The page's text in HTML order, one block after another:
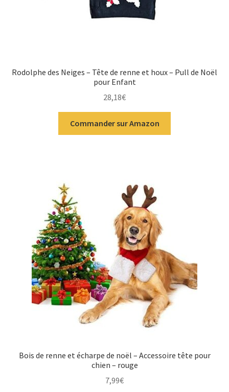
Rodolphe des Neiges – Tête de renne et houx – Pull de Noël
pour Enfant
28,18€
Commander sur Amazon
Bois de renne et écharpe de noël – Accessoire tête pour
chien – rouge
7,99€